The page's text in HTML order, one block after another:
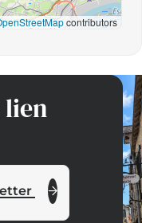
contributors
lien